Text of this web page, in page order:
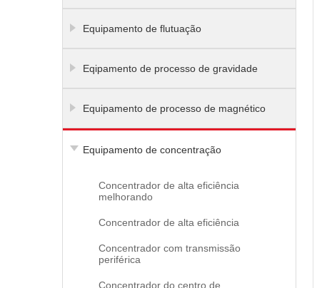
Equipamento de flutuação
Eqipamento de processo de gravidade
Equipamento de processo de magnético
Equipamento de concentração
Concentrador de alta eficiência
melhorando
Concentrador de alta eficiência
Concentrador com transmissão
periférica
Concentrador do centro de